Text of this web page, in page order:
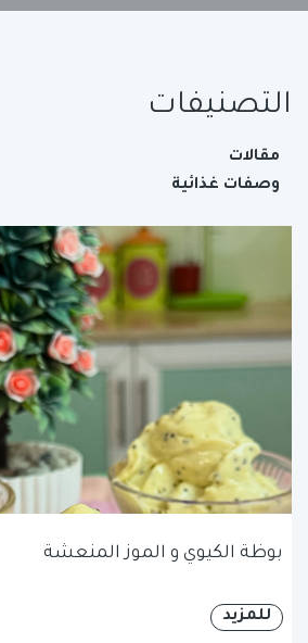
التصنيفات
مقالات
وصفات غذائية
بوظة الكيوي و الموز المنعشة
للمزيد